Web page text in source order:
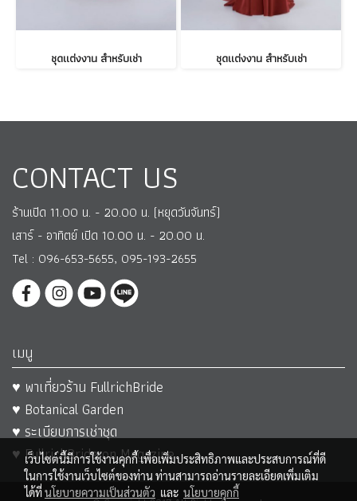
ชุดแต่งงาน สำหรับเช่า ชุดแต่งงาน สำหรับเช่า
CONTACT US
ร้านเปิด 11.00 น. - 20.00 น. (หยุดวันจันทร์)
เสาร์ - อาทิตย์ เปิด 10.00 น. - 20.00 น.
Tel : 096-653-5655, 095-193-2655
เมนู
♥ พาเที่ยวร้าน FullrichBride
♥ Botanical Garden
♥ ระเบียบการเช่าชุด
♥ FullrichBride on Magazine
เว็บไซต์นี้มีการใช้งานคุกกี้ เพื่อเพิ่มประสิทธิภาพและประสบการณ์ที่ดี
ในการใช้งานเว็บไซต์ของท่าน ท่านสามารถอ่านรายละเอียดเพิ่มเติม
ได้ที่นโยบายความเป็นส่วนตัว และ นโยบายคุกกี้